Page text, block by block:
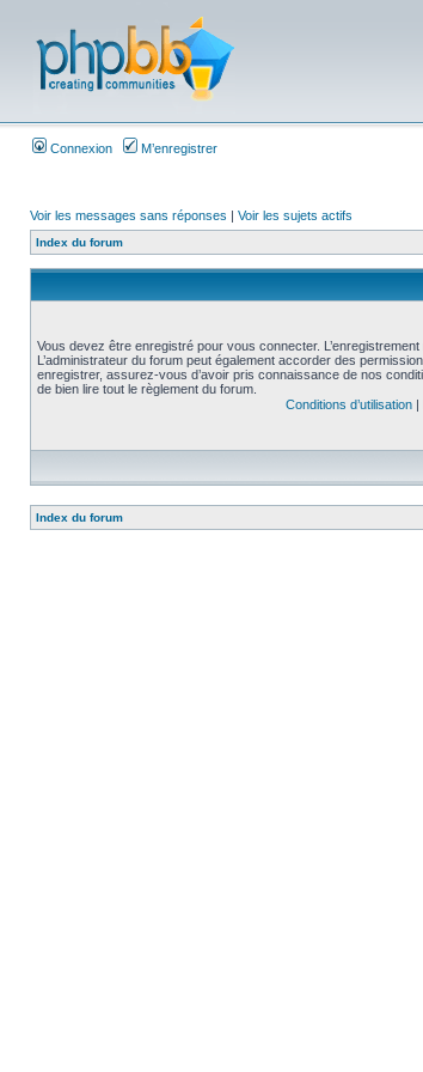
Connexion M’enregistrer
Voir les messages sans réponses | Voir les sujets actifs
Index du forum
Vous devez être enregistré pour vous connecter.
L’administrateur du forum peut également accorder des
enregistrer, assurez-vous d’avoir pris connaissance de nos
de bien lire tout le règlement du forum.
Conditions d’utilisation|
Index du forum